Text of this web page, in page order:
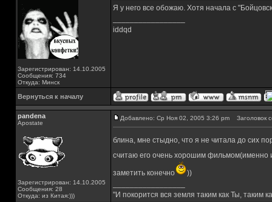
Зарегистрирован: 14.10.2005
Сообщения: 734
Откуда: Минск
Я у него все обожаю. Хотя начала с
iddqd
Вернуться к началу
pandena
Apostate
Зарегистрирован: 14.10.2005
Сообщения: 28
Откуда: из Китая:)))
Добавлено: Ср Ноя 02, 2005 3:26 pm Заголовок
блина, мне стыдно, что я не читала до сих
считаю его очень хорошим фильмом(именно
заметить конечно
))
"И покорится вся земля таким как Ты, таким